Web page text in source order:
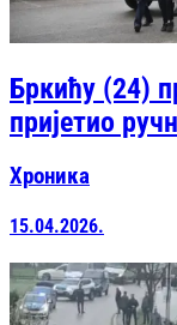
Бркићу (24)
пријетио
Хроника
15.04.2026.